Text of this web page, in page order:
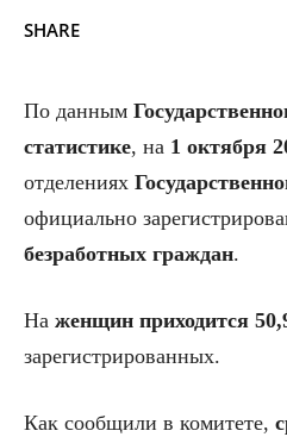
SHARE
По данным
статистике, на 1 октября
отделениях
официально
безработных граждан.
На женщин приходится
зарегистрированных.
Как сообщили в комитете,